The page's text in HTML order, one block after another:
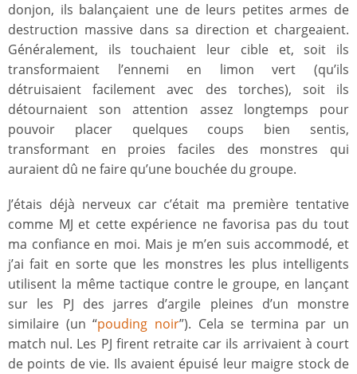
donjon, ils balançaient une de leurs petites armes de
destruction massive dans sa direction et chargeaient.
Généralement, ils touchaient leur cible et, soit ils
transformaient l’ennemi en limon vert (qu’ils
détruisaient facilement avec des torches), soit ils
détournaient son attention assez longtemps pour
pouvoir placer quelques coups bien sentis,
transformant en proies faciles des monstres qui
auraient dû ne faire qu’une bouchée du groupe.
J’étais déjà nerveux car c’était ma première tentative
comme MJ et cette expérience ne favorisa pas du tout
ma confiance en moi. Mais je m’en suis accommodé, et
j’ai fait en sorte que les monstres les plus intelligents
utilisent la même tactique contre le groupe, en lançant
sur les PJ des jarres d’argile pleines d’un monstre
similaire (un “pouding noir”). Cela se termina par un
match nul. Les PJ firent retraite car ils arrivaient à court
de points de vie. Ils avaient épuisé leur maigre stock de